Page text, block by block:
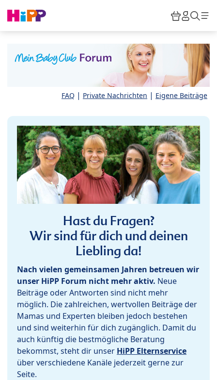
HiPP
FAQ | Private Nachrichten | Eigene Beiträge
Hast du Fragen?
Wir sind für dich und deinen
Liebling da!
Nach vielen gemeinsamen Jahren betreuen wir
unser HiPP Forum nicht mehr aktiv. Neue
Beiträge oder Antworten sind nicht mehr
möglich. Die zahlreichen, wertvollen Beiträge der
Mamas und Experten bleiben jedoch bestehen
und sind weiterhin für dich zugänglich. Damit du
auch künftig die bestmögliche Beratung
bekommst, steht dir unser HiPP Elternservice
über verschiedene Kanäle jederzeit gerne zur
Seite.